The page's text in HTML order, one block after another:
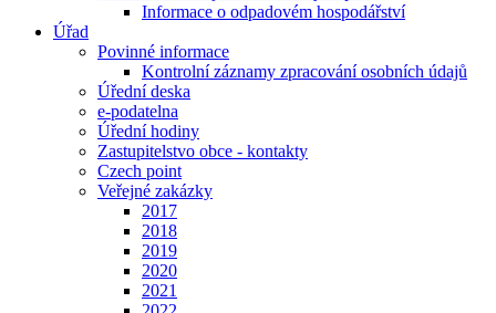
Informace o odpadovém hospodářství
Úřad
Povinné informace
Kontrolní záznamy zpracování osobních údajů
Úřední deska
e-podatelna
Úřední hodiny
Zastupitelstvo obce - kontakty
Czech point
Veřejné zakázky
2017
2018
2019
2020
2021